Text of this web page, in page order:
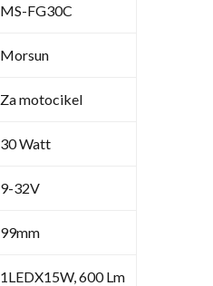
MS-FG30C
Morsun
Za motocikel
30 Watt
9-32V
99mm
1LEDX15W, 600 Lm